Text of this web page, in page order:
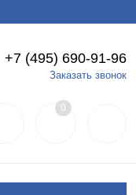
Вход Регистрация
+7 (495) 690-91-96
Заказать звонок
0